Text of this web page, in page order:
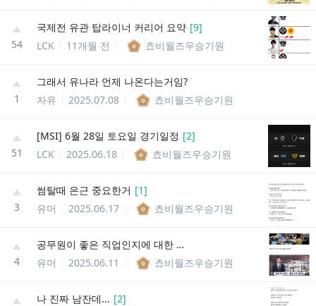
54
국제전 유관 탑라이너 커리어 요약 [9]
LCK
11개월 전 쵸비월즈우승기원
1
그래서 유나라 언제 나온다는거임?
자유
2025.07.08 쵸비월즈우승기원
51
[MSI] 6월 28일 토요일 경기일정 [2]
LCK
2025.06.18 쵸비월즈우승기원
3
썸탈때 은근 중요한거 [1]
유머
2025.06.17 쵸비월즈우승기원
4
공무원이 좋은 직업인지에 대한 평가가 힘든 이유
유머
2025.06.11 쵸비월즈우승기원
나 진짜 남잔데... [2]